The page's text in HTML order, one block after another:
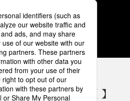
4 5 6
電気設備 SNSアカウント